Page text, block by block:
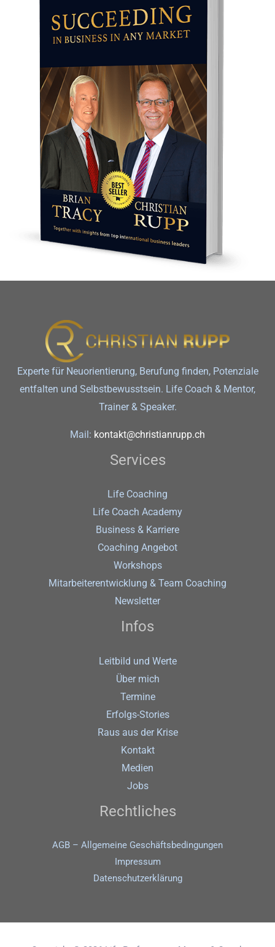
Experte für Neuorientierung, Berufung finden, Potenziale
entfalten und Selbstbewusstsein. Life Coach & Mentor,
Trainer & Speaker.
Mail: kontakt@christianrupp.ch
Services
Life Coaching
Life Coach Academy
Business & Karriere
Coaching Angebot
Workshops
Mitarbeiterentwicklung & Team Coaching
Newsletter
Infos
Leitbild und Werte
Über mich
Termine
Erfolgs-Stories
Raus aus der Krise
Kontakt
Medien
Jobs
Rechtliches
AGB – Allgemeine Geschäftsbedingungen
Impressum
Datenschutz­erklärung